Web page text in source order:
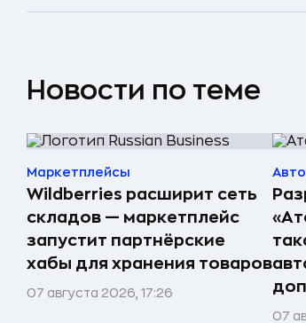
Новости по теме
Маркетплейсы
Wildberries расширит сеть
складов — маркетплейс
запустит партнёрские
хабы для хранения товаров
07 августа 2026, 17:26
07